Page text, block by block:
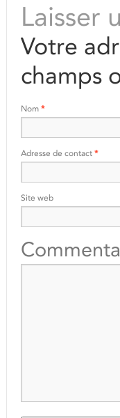
Laisser
Votre
champs
Nom *
Adresse de contact *
Site web